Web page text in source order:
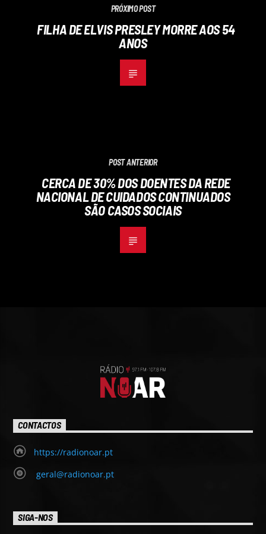
PRÓXIMO POST
FILHA DE ELVIS PRESLEY MORRE AOS 54
ANOS
POST ANTERIOR
CERCA DE 30% DOS DOENTES DA REDE
NACIONAL DE CUIDADOS CONTINUADOS
SÃO CASOS SOCIAIS
CONTACTOS
https://radionoar.pt
geral@radionoar.pt
SIGA-NOS